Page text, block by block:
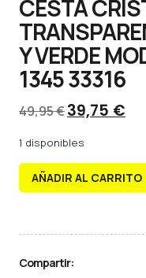
CESTA
Y VERDE
1345 33316
49,95€39,75 €
1 disponibles
AÑADIR AL CARRITO
Compartir: